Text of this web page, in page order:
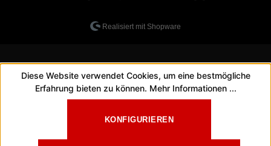
Realisiert mit Shopware
Diese Website verwendet Cookies, um eine bestmögliche
Erfahrung bieten zu können. Mehr Informationen ...
KONFIGURIEREN